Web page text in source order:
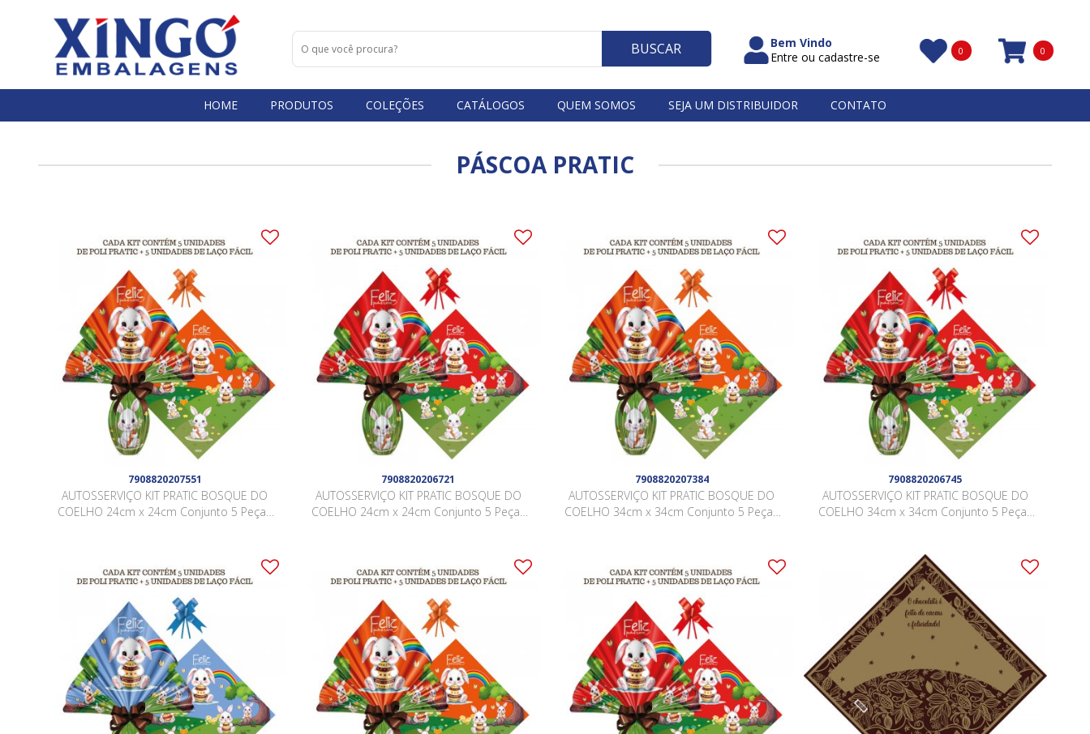
BUSCAR
0
0
Bem Vindo
Entre ou cadastre-se
HOME PRODUTOS COLEÇÕES CATÁLOGOS QUEM SOMOS SEJA UM DISTRIBUIDOR CONTATO
PÁSCOA PRATIC
7908820207551
AUTOSSERVIÇO KIT PRATIC BOSQUE DO
COELHO 24cm x 24cm Conjunto 5 Peças
7908820206721
AUTOSSERVIÇO KIT PRATIC BOSQUE DO
COELHO 24cm x 24cm Conjunto 5 Peças
7908820207384
AUTOSSERVIÇO KIT PRATIC BOSQUE DO
COELHO 34cm x 34cm Conjunto 5 Peças
7908820206745
AUTOSSERVIÇO KIT PRATIC BOSQUE DO
COELHO 34cm x 34cm Conjunto 5 Peças